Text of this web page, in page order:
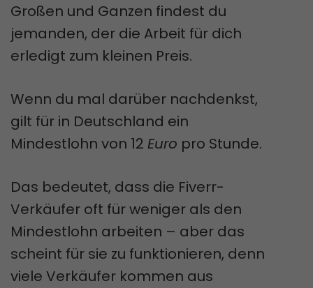
Großen und Ganzen findest du
jemanden, der die Arbeit für dich
erledigt zum kleinen Preis.
Wenn du mal darüber nachdenkst,
gilt für in Deutschland ein
Mindestlohn von 12 Euro pro Stunde.
Das bedeutet, dass die Fiverr-
Verkäufer oft für weniger als den
Mindestlohn arbeiten – aber das
scheint für sie zu funktionieren, denn
viele Verkäufer kommen aus